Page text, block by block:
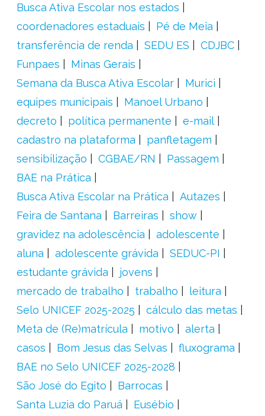
Busca Ativa Escolar nos estados
coordenadores estaduais
Pé de Meia
transferência de renda
SEDU ES
CDJBC
Funpaes
Minas Gerais
Semana da Busca Ativa Escolar
Murici
equipes municipais
Manoel Urbano
decreto
política permanente
e-mail
cadastro na plataforma
panfletagem
sensibilização
CGBAE/RN
Passagem
BAE na Prática
Busca Ativa Escolar na Prática
Autazes
Feira de Santana
Barreiras
show
gravidez na adolescência
adolescente
aluna
adolescente grávida
SEDUC-PI
estudante grávida
jovens
mercado de trabalho
trabalho
leitura
Selo UNICEF 2025-2025
cálculo das metas
Meta de (Re)matrícula
motivo
alerta
casos
Bom Jesus das Selvas
fluxograma
BAE no Selo UNICEF 2025-2028
São José do Egito
Barrocas
Santa Luzia do Paruá
Eusébio